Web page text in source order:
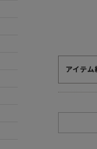
アイテム
前払い）・Amazonペイ・代
をお選びいただけます。